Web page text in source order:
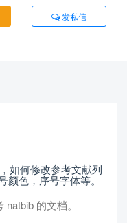
发私信
如何修改参考文献列
色，序号字体等。
的文档。